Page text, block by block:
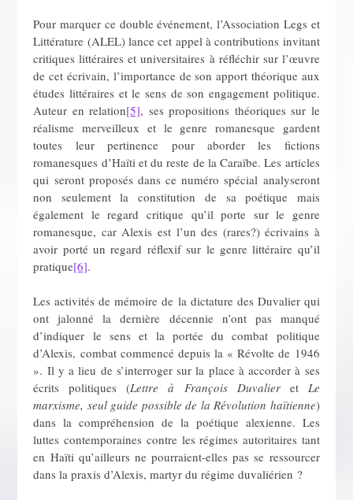
Pour marquer ce double événement, l’Association Legs et
Littérature (ALEL) lance cet appel à contributions invitant
critiques littéraires et universitaires à réfléchir sur l’œuvre
de cet écrivain, l’importance de son apport théorique aux
études littéraires et le sens de son engagement politique.
Auteur en relation[5], ses propositions théoriques sur le
réalisme merveilleux et le genre romanesque gardent
toutes leur pertinence pour aborder les fictions
romanesques d’Haïti et du reste de la Caraïbe. Les articles
qui seront proposés dans ce numéro spécial analyseront
non seulement la constitution de sa poétique mais
également le regard critique qu’il porte sur le genre
romanesque, car Alexis est l’un des (rares?) écrivains à
avoir porté un regard réflexif sur le genre littéraire qu’il
pratique[6].
Les activités de mémoire de la dictature des Duvalier qui
ont jalonné la dernière décennie n’ont pas manqué
d’indiquer le sens et la portée du combat politique
d’Alexis, combat commencé depuis la « Révolte de 1946
». Il y a lieu de s’interroger sur la place à accorder à ses
écrits politiques (Lettre à François Duvalieret Le
marxisme, seul guide possible de la Révolution haïtienne)
dans la compréhension de la poétique alexienne. Les
luttes contemporaines contre les régimes autoritaires tant
en Haïti qu’ailleurs ne pourraient-elles pas se ressourcer
dans la praxis d’Alexis, martyr du régime duvaliérien ?